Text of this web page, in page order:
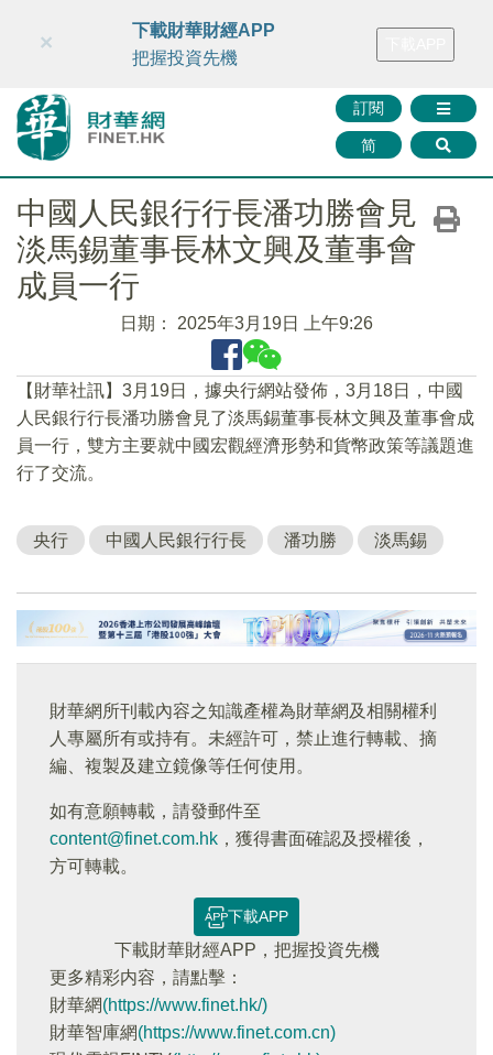
財華智庫網 FINTV FINMETA 財華證券 媒體矩陣
訂閱
简
×
下載財華財經APP
把握投資先機
中國人民銀行行長潘功勝會見
淡馬錫董事長林文興及董事會
成員一行
日期： 2025年3月19日 上午9:26
【財華社訊】3月19日，據央行網站發佈，3月18日，中國
人民銀行行長潘功勝會見了淡馬錫董事長林文興及董事會成
員一行，雙方主要就中國宏觀經濟形勢和貨幣政策等議題進
行了交流。
央行 中國人民銀行行長 潘功勝 淡馬錫
財華網所刊載內容之知識產權為財華網及相關權利
人專屬所有或持有。未經許可，禁止進行轉載、摘
編、複製及建立鏡像等任何使用。
如有意願轉載，請發郵件至
content@finet.com.hk ，獲得書面確認及授權後，
方可轉載。
下載APP
下載財華財經APP，把握投資先機
更多精彩内容，請點擊：
財華網(https://www.finet.hk/)
財華智庫網(https://www.finet.com.cn)